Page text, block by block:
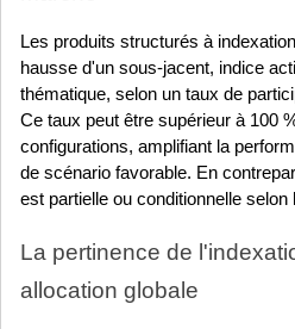
Les produits structurés à
hausse d'un sous-jacent, indice
thématique, selon un taux de
Ce taux peut être supérieur à 100
configurations, amplifiant la
de scénario favorable. En
est partielle ou conditionnelle selon
La pertinence de
allocation globale